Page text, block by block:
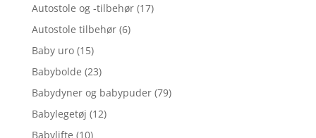
Autostole og -tilbehør (17)
Autostole tilbehør (6)
Baby uro (15)
Babybolde (23)
Babydyner og babypuder (79)
Babylegetøj (12)
Babylifte (10)